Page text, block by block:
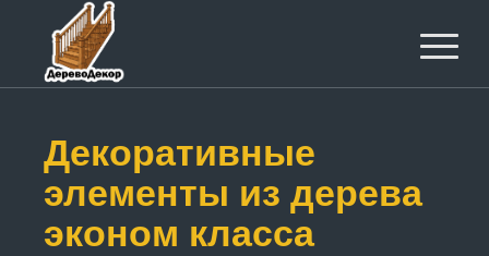
Декоративные
элементы из дерева
эконом класса